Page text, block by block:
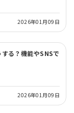
2026年01月09日
る？機能やSNSで
2026年01月09日